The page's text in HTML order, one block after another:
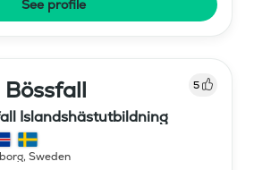
See profile
Bössfall 5
Islandshästutbildning
, Sweden